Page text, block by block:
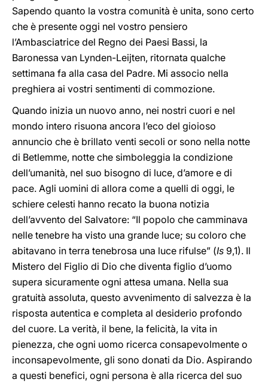
Sapendo quanto la vostra comunità è unita, sono certo
che è presente oggi nel vostro pensiero
l’Ambasciatrice del Regno dei Paesi Bassi, la
Baronessa van Lynden-Leijten, ritornata qualche
settimana fa alla casa del Padre. Mi associo nella
preghiera ai vostri sentimenti di commozione.
Quando inizia un nuovo anno, nei nostri cuori e nel
mondo intero risuona ancora l’eco del gioioso
annuncio che è brillato venti secoli or sono nella notte
di Betlemme, notte che simboleggia la condizione
dell’umanità, nel suo bisogno di luce, d’amore e di
pace. Agli uomini di allora come a quelli di oggi, le
schiere celesti hanno recato la buona notizia
dell’avvento del Salvatore: “Il popolo che camminava
nelle tenebre ha visto una grande luce; su coloro che
abitavano in terra tenebrosa una luce rifulse” (Is 9,1). Il
Mistero del Figlio di Dio che diventa figlio d’uomo
supera sicuramente ogni attesa umana. Nella sua
gratuità assoluta, questo avvenimento di salvezza è la
risposta autentica e completa al desiderio profondo
del cuore. La verità, il bene, la felicità, la vita in
pienezza, che ogni uomo ricerca consapevolmente o
inconsapevolmente, gli sono donati da Dio. Aspirando
a questi benefici, ogni persona è alla ricerca del suo